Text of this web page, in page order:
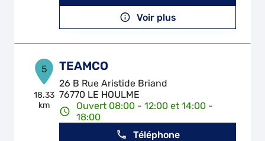
Voir plus
5
18.33
km
TEAMCO
26 B Rue Aristide Briand
76770 LE HOULME
Ouvert 08:00 - 12:00 et 14:00 -
18:00
Téléphone